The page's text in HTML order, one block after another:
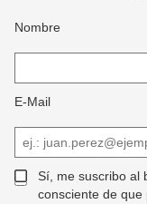
Nombre
E-Mail
Sí, me suscribo al
consciente de que